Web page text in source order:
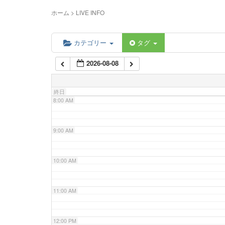
ホーム > LIVE INFO
カテゴリー タグ
2026-08-08
終日
5:00 AM
6:00 AM
7:00 AM
8:00 AM
9:00 AM
10:00 AM
11:00 AM
12:00 PM